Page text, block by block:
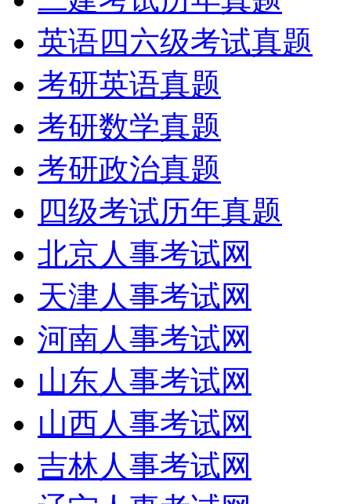
英语四六级考试真题
考研英语真题
考研数学真题
考研政治真题
四级考试历年真题
北京人事考试网
天津人事考试网
河南人事考试网
山东人事考试网
山西人事考试网
吉林人事考试网